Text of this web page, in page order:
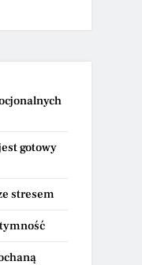
gotowy
stresem